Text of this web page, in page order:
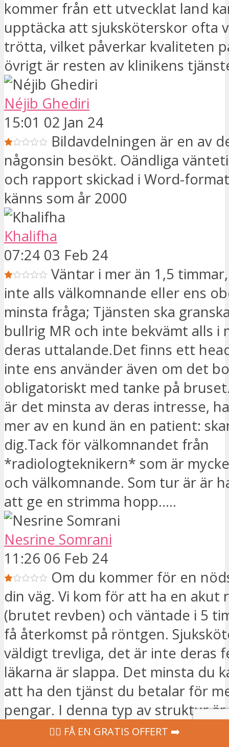
kommer från ett utvecklat land
upptäcka att sjuksköterskor ofta
trötta, vilket påverkar kvaliteten
övrigt är resten av klinikens
Néjib Ghediri
15:01 02 Jan 24
Bildavdelningen är en av
någonsin besökt. Oändliga
och rapport skickad i Word-
känns som år 2000
Khalifha
07:24 03 Feb 24
Väntar i mer än 1,5
inte alls välkomnande eller ens
minsta fråga; Tjänsten ska
bullrig MR och inte bekvämt alls i
deras uttalande.Det finns ett
inte ens använder även om det
obligatoriskt med tanke på
är det minsta av deras intresse,
mer av en kund än en patient:
dig.Tack för välkomnandet från
*radiologteknikern* som är
och välkomnande. Som tur är är
att ge en strimma hopp.....
Nesrine Somrani
11:26 06 Feb 24
Om du kommer för en
din väg. Vi kom för att ha en akut
(brutet revben) och väntade i 5
få återkomst på röntgen.
väldigt trevliga, det är inte deras
läkarna är slappa. Det minsta du
att ha den tjänst du betalar för
pengar. I denna typ av struktur
oacceptabelt att lämna patienter
‍👩‍⚕ FÅ EN GRATIS OFFERT ➡️